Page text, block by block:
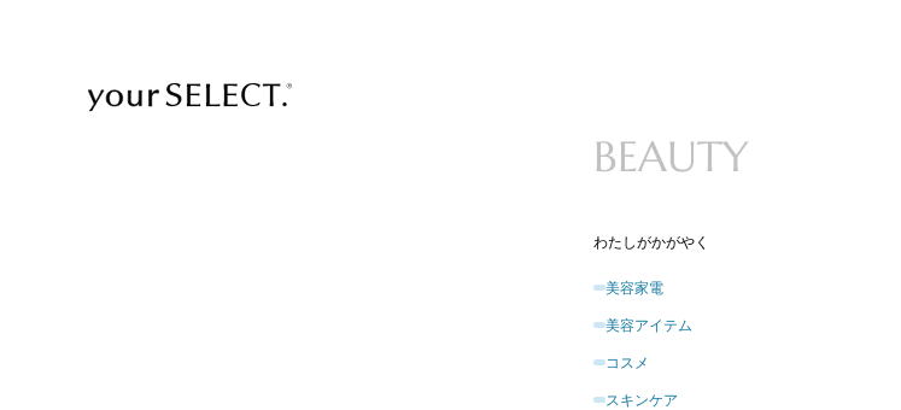
BEAUTY
わたしがかがやく
美容家電
美容アイテム
コスメ
スキンケア